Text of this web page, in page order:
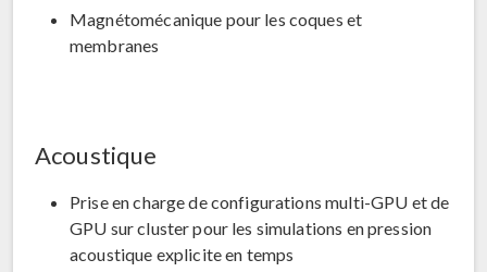
Magnétomécanique pour les coques et
membranes
Acoustique
Prise en charge de configurations multi-GPU et de
GPU sur cluster pour les simulations en pression
acoustique explicite en temps